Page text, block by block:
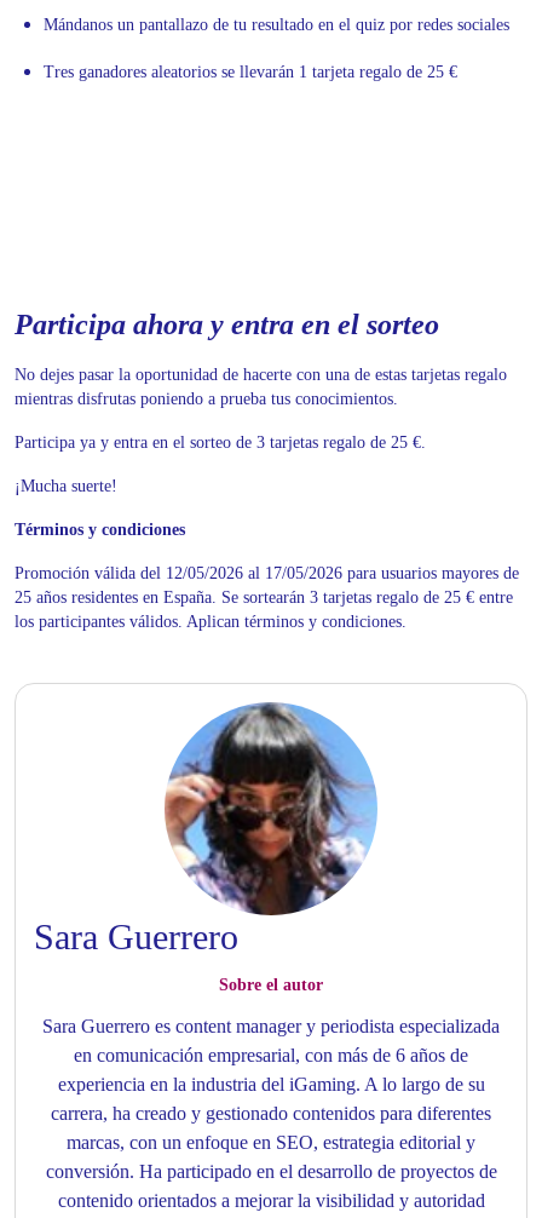
Mándanos un pantallazo de tu resultado en el quiz por redes sociales
Tres ganadores aleatorios se llevarán 1 tarjeta regalo de 25 €
Participa ahora y entra en el sorteo
No dejes pasar la oportunidad de hacerte con una de estas tarjetas regalo
mientras disfrutas poniendo a prueba tus conocimientos.
Participa ya y entra en el sorteo de 3 tarjetas regalo de 25 €.
¡Mucha suerte!
Términos y condiciones
Promoción válida del 12/05/2026 al 17/05/2026 para usuarios mayores de
25 años residentes en España. Se sortearán 3 tarjetas regalo de 25 € entre
los participantes válidos. Aplican términos y condiciones.
Sara Guerrero
Sobre el autor
Sara Guerrero es content manager y periodista especializada
en comunicación empresarial, con más de 6 años de
experiencia en la industria del iGaming. A lo largo de su
carrera, ha creado y gestionado contenidos para diferentes
marcas, con un enfoque en SEO, estrategia editorial y
conversión. Ha participado en el desarrollo de proyectos de
contenido orientados a mejorar la visibilidad y autoridad